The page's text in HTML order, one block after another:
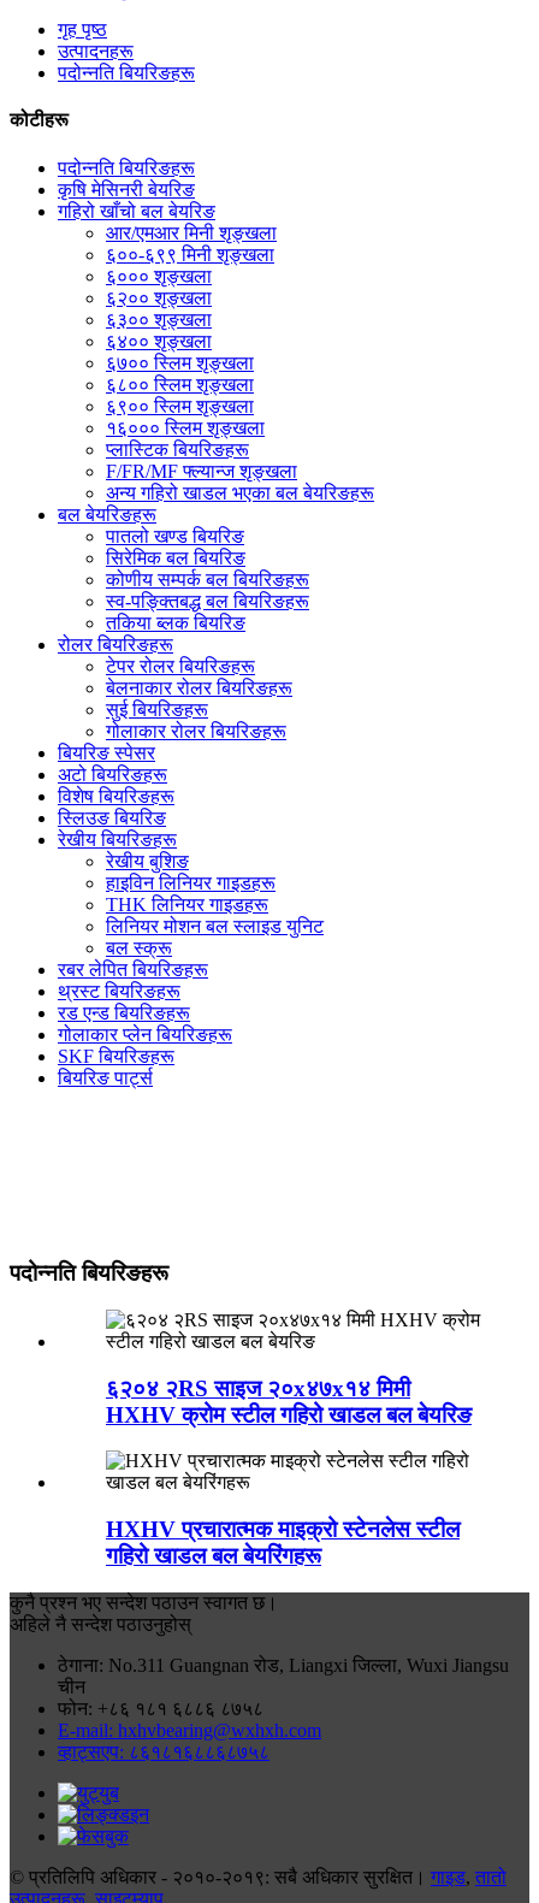
गृह पृष्ठ
उत्पादनहरू
पदोन्नति बियरिङहरू
कोटीहरू
पदोन्नति बियरिङहरू
कृषि मेसिनरी बेयरिङ
गहिरो खाँचो बल बेयरिङ
आर/एमआर मिनी शृङ्खला
६००-६९९ मिनी शृङ्खला
६००० शृङ्खला
६२०० शृङ्खला
६३०० शृङ्खला
६४०० शृङ्खला
६७०० स्लिम शृङ्खला
६८०० स्लिम शृङ्खला
६९०० स्लिम शृङ्खला
१६००० स्लिम शृङ्खला
प्लास्टिक बियरिङहरू
F/FR/MF फ्ल्यान्ज शृङ्खला
अन्य गहिरो खाडल भएका बल बेयरिङहरू
बल बेयरिङहरू
पातलो खण्ड बियरिङ
सिरेमिक बल बियरिङ
कोणीय सम्पर्क बल बियरिङहरू
स्व-पङ्क्तिबद्ध बल बियरिङहरू
तकिया ब्लक बियरिङ
रोलर बियरिङहरू
टेपर रोलर बियरिङहरू
बेलनाकार रोलर बियरिङहरू
सुई बियरिङहरू
गोलाकार रोलर बियरिङहरू
बियरिङ स्पेसर
अटो बियरिङहरू
विशेष बियरिङहरू
स्लिउङ बियरिङ
रेखीय बियरिङहरू
रेखीय बुशिङ
हाइविन लिनियर गाइडहरू
THK लिनियर गाइडहरू
लिनियर मोशन बल स्लाइड युनिट
बल स्क्रू
रबर लेपित बियरिङहरू
थ्रस्ट बियरिङहरू
रड एन्ड बियरिङहरू
गोलाकार प्लेन बियरिङहरू
SKF बियरिङहरू
बियरिङ पार्ट्स
पदोन्नति बियरिङहरू
६२०४ २RS साइज २०x४७x१४ मिमी
HXHV क्रोम स्टील गहिरो खाडल बल बेयरिङ
HXHV प्रचारात्मक माइक्रो स्टेनलेस स्टील
गहिरो खाडल बल बेयरिंगहरू
कुनै प्रश्न भए सन्देश पठाउन स्वागत छ।
अहिले नै सन्देश पठाउनुहोस्
ठेगाना: No.311 Guangnan रोड, Liangxi जिल्ला, Wuxi Jiangsu
चीन
फोन: +८६ १८१ ६८८६ ८७५८
E-mail: hxhvbearing@wxhxh.com
व्हाट्सएप: ८६१८१६८८६८७५८
© प्रतिलिपि अधिकार - २०१०-२०१९: सबै अधिकार सुरक्षित। गाइड, तातो
उत्पादनहरू साइटम्याप